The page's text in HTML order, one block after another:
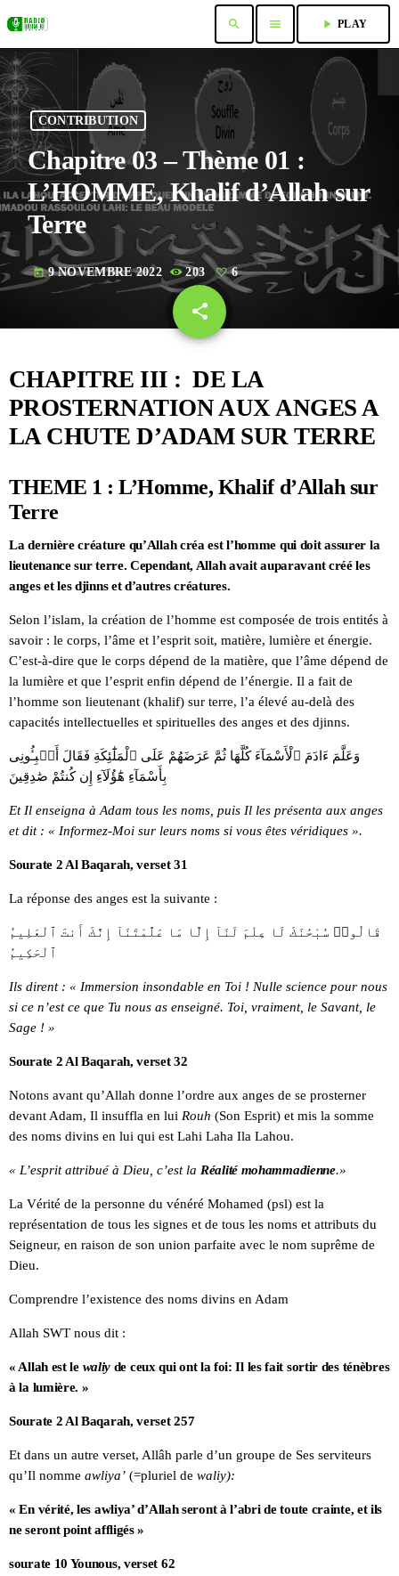
search menu play_arrow PLAY
CONTRIBUTION
Chapitre 03 – Thème 01 :
L’HOMME, Khalif d’Allah sur
Terre
today 9 NOVEMBRE 2022 203 6
share
email
CHAPITRE III : DE LA
PROSTERNATION AUX ANGES A
LA CHUTE D’ADAM SUR TERRE
THEME 1 : L’Homme, Khalif d’Allah sur
Terre
La dernière créature qu’Allah créa est l’homme qui doit assurer la
lieutenance sur terre. Cependant, Allah avait auparavant créé les
anges et les djinns et d’autres créatures.
Selon l’islam, la création de l’homme est composée de trois entités à
savoir : le corps, l’âme et l’esprit soit, matière, lumière et énergie.
C’est-à-dire que le corps dépend de la matière, que l’âme dépend de
la lumière et que l’esprit enfin dépend de l’énergie. Il a fait de
l’homme son lieutenant (khalif) sur terre, l’a élevé au-delà des
capacités intellectuelles et spirituelles des anges et des djinns.
وَعَلَّمَ ءَادَمَ ٱلْأَسْمَآءَ كُلَّهَا ثُمَّ عَرَضَهُمْ عَلَى ٱلْمَلَٰٓئِكَةِ فَقَالَ أَنۢبِـُٔونِى
بِأَسْمَآءِ هَٰٓؤُلَآءِ إِن كُنتُمْ صَٰدِقِينَ
Et Il enseigna à Adam tous les noms, puis Il les présenta aux anges
et dit : « Informez-Moi sur leurs noms si vous êtes véridiques ».
Sourate 2 Al Baqarah, verset 31
La réponse des anges est la suivante :
قَالُوا۟ سُبْحَٰنَكَ لَا عِلْمَ لَنَآ إِلَّا مَا عَلَّمْتَنَآ إِنَّكَ أَنتَ ٱلْعَلِيمُ
ٱلْحَكِيمُ
Ils dirent : « Immersion insondable en Toi ! Nulle science pour nous
si ce n’est ce que Tu nous as enseigné. Toi, vraiment, le Savant, le
Sage ! »
Sourate 2 Al Baqarah, verset 32
Notons avant qu’Allah donne l’ordre aux anges de se prosterner
devant Adam, Il insuffla en lui Rouh (Son Esprit) et mis la somme
des noms divins en lui qui est Lahi Laha Ila Lahou.
« L’esprit attribué à Dieu, c’est la Réalité mohammadienne.»
La Vérité de la personne du vénéré Mohamed (psl) est la
représentation de tous les signes et de tous les noms et attributs du
Seigneur, en raison de son union parfaite avec le nom suprême de
Dieu.
Comprendre l’existence des noms divins en Adam
Allah SWT nous dit :
« Allah est le waliy de ceux qui ont la foi: Il les fait sortir des ténèbres
à la lumière. »
Sourate 2 Al Baqarah, verset 257
Et dans un autre verset, Allâh parle d’un groupe de Ses serviteurs
qu’Il nomme awliya’ (=pluriel de waliy):
« En vérité, les awliya’ d’Allah seront à l’abri de toute crainte, et ils
ne seront point affligés »
sourate 10 Younous, verset 62